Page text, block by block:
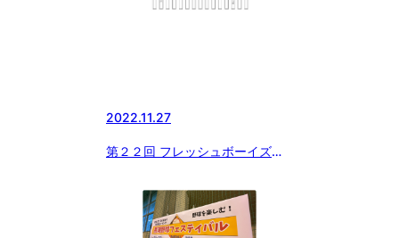
2022.11.27
第２２回 フレッシュボーイズ東